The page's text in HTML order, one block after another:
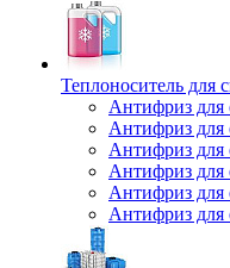
Теплоноситель для
Антифриз для
Антифриз для
Антифриз для
Антифриз для
Антифриз для
Антифриз для